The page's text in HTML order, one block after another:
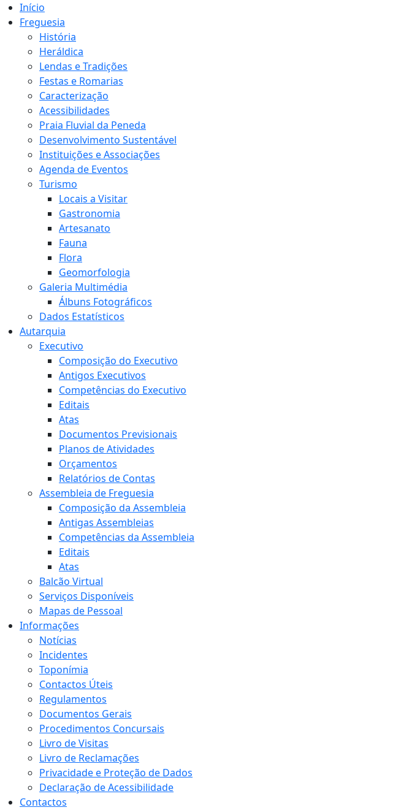
Início
Freguesia
História
Heráldica
Lendas e Tradições
Festas e Romarias
Caracterização
Acessibilidades
Praia Fluvial da Peneda
Desenvolvimento Sustentável
Instituições e Associações
Agenda de Eventos
Turismo
Locais a Visitar
Gastronomia
Artesanato
Fauna
Flora
Geomorfologia
Galeria Multimédia
Álbuns Fotográficos
Dados Estatísticos
Autarquia
Executivo
Composição do Executivo
Antigos Executivos
Competências do Executivo
Editais
Atas
Documentos Previsionais
Planos de Atividades
Orçamentos
Relatórios de Contas
Assembleia de Freguesia
Composição da Assembleia
Antigas Assembleias
Competências da Assembleia
Editais
Atas
Balcão Virtual
Serviços Disponíveis
Mapas de Pessoal
Informações
Notícias
Incidentes
Toponímia
Contactos Úteis
Regulamentos
Documentos Gerais
Procedimentos Concursais
Livro de Visitas
Livro de Reclamações
Privacidade e Proteção de Dados
Declaração de Acessibilidade
Contactos